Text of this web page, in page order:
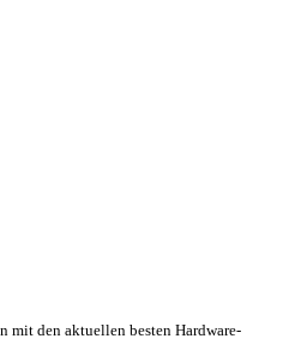
mit den aktuellen besten Hardware-